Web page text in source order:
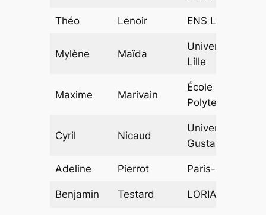
Théo Lenoir ENS Lyon
Mylène Maïda
Université de
Lille
Maxime Marivain
École
Polytechnique
Cyril Nicaud
Université
Gustave Eiffel
Adeline Pierrot Paris-Saclay
Benjamin Testard LORIA